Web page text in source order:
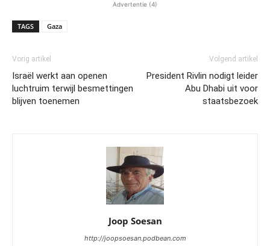
Advertentie (4)
TAGS Gaza
Vorig artikel
Israël werkt aan openen
luchtruim terwijl besmettingen
blijven toenemen
Volgend artikel
President Rivlin nodigt leider
Abu Dhabi uit voor
staatsbezoek
Joop Soesan
http://joopsoesan.podbean.com